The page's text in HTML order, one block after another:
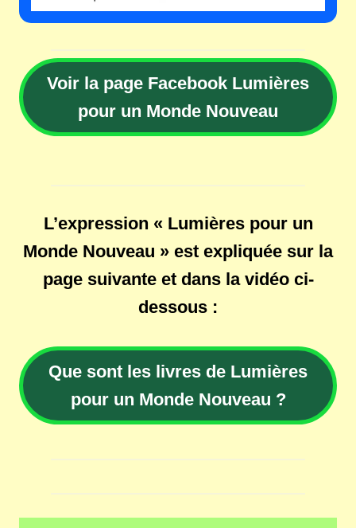
Voir la page Facebook Lumières
pour un Monde Nouveau
L’expression « Lumières pour un
Monde Nouveau » est expliquée sur la
page suivante et dans la vidéo ci-
dessous :
Que sont les livres de Lumières
pour un Monde Nouveau ?